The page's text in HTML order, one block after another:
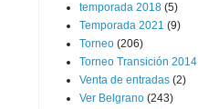
temporada 2018 (5)
Temporada 2021 (9)
Torneo (206)
Torneo Transición 2014
Venta de entradas (2)
Ver Belgrano (243)